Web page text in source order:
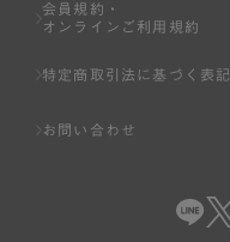
会員規約・
オンラインご利用規約
特定商取引法に基づく表記
お問い合わせ